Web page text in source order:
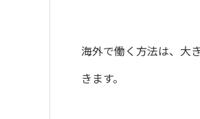
海外で働く方法は、大
きます。